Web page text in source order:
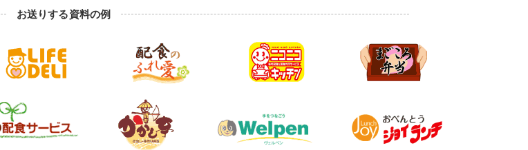
お送りする資料の例